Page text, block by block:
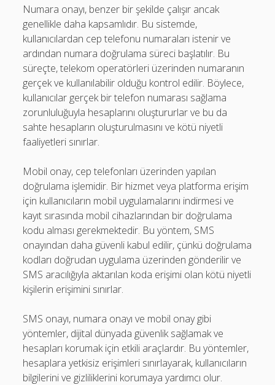
Numara onayı, benzer bir şekilde çalışır ancak
genellikle daha kapsamlıdır. Bu sistemde,
kullanıcılardan cep telefonu numaraları istenir ve
ardından numara doğrulama süreci başlatılır. Bu
süreçte, telekom operatörleri üzerinden numaranın
gerçek ve kullanılabilir olduğu kontrol edilir. Böylece,
kullanıcılar gerçek bir telefon numarası sağlama
zorunluluğuyla hesaplarını oluştururlar ve bu da
sahte hesapların oluşturulmasını ve kötü niyetli
faaliyetleri sınırlar.
Mobil onay, cep telefonları üzerinden yapılan
doğrulama işlemidir. Bir hizmet veya platforma erişim
için kullanıcıların mobil uygulamalarını indirmesi ve
kayıt sırasında mobil cihazlarından bir doğrulama
kodu alması gerekmektedir. Bu yöntem, SMS
onayından daha güvenli kabul edilir, çünkü doğrulama
kodları doğrudan uygulama üzerinden gönderilir ve
SMS aracılığıyla aktarılan koda erişimi olan kötü niyetli
kişilerin erişimini sınırlar.
SMS onayı, numara onayı ve mobil onay gibi
yöntemler, dijital dünyada güvenlik sağlamak ve
hesapları korumak için etkili araçlardır. Bu yöntemler,
hesaplara yetkisiz erişimleri sınırlayarak, kullanıcıların
bilgilerini ve gizliliklerini korumaya yardımcı olur.